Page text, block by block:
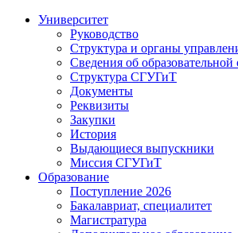
Университет
Руководство
Структура и органы
Сведения об образовательной
Структура СГУГиТ
Документы
Реквизиты
Закупки
История
Выдающиеся выпускники
Миссия СГУГиТ
Образование
Поступление 2026
Бакалавриат, специалитет
Магистратура